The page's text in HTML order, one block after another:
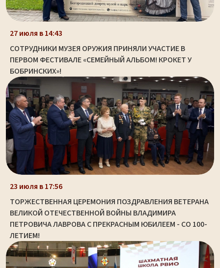
27 июля в 14:43
СОТРУДНИКИ МУЗЕЯ ОРУЖИЯ ПРИНЯЛИ УЧАСТИЕ В
ПЕРВОМ ФЕСТИВАЛЕ «СЕМЕЙНЫЙ АЛЬБОМ! КРОКЕТ У
БОБРИНСКИХ»!
23 июля в 17:56
ТОРЖЕСТВЕННАЯ ЦЕРЕМОНИЯ ПОЗДРАВЛЕНИЯ ВЕТЕРАНА
ВЕЛИКОЙ ОТЕЧЕСТВЕННОЙ ВОЙНЫ ВЛАДИМИРА
ПЕТРОВИЧА ЛАВРОВА С ПРЕКРАСНЫМ ЮБИЛЕЕМ - СО 100-
ЛЕТИЕМ!